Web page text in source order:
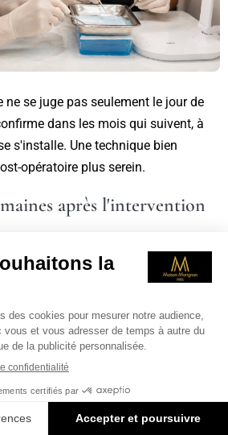
se juge pas seulement le jour de
dans les mois qui suivent, à
s'installe. Une technique bien
opératoire plus serein.
après l'intervention
s'accompagne de micro-
croûtes apparaissent puis tombent
L'
dépend de
zone traitée. Un geste précis limite les
et favorise une cicatrisation
parfois appelé shock loss, peut
tombent avant de repousser,